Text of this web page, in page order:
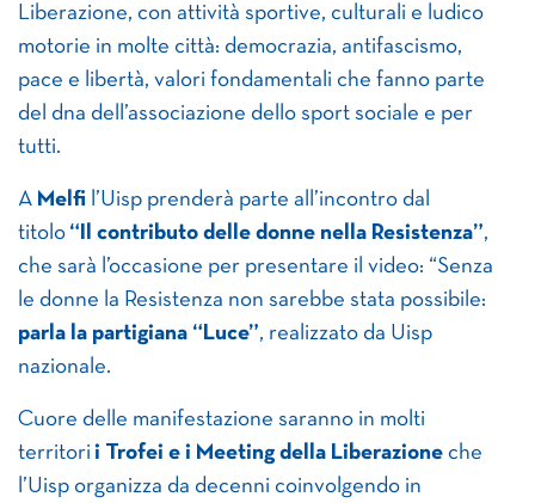
Liberazione, con attività sportive, culturali e ludico
motorie in molte città: democrazia, antifascismo,
pace e libertà, valori fondamentali che fanno parte
del dna dell’associazione dello sport sociale e per
tutti.
A Melfi l’Uisp prenderà parte all’incontro dal
titolo “Il contributo delle donne nella Resistenza”,
che sarà l’occasione per presentare il video: “Senza
le donne la Resistenza non sarebbe stata possibile:
parla la partigiana “Luce”, realizzato da Uisp
nazionale.
Cuore delle manifestazione saranno in molti
territori i Trofei e i Meeting della Liberazione che
l’Uisp organizza da decenni coinvolgendo in